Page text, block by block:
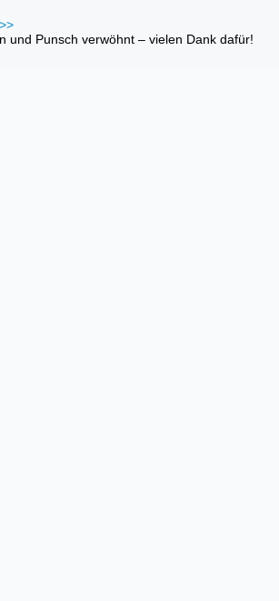
und Punsch verwöhnt – vielen Dank dafür!